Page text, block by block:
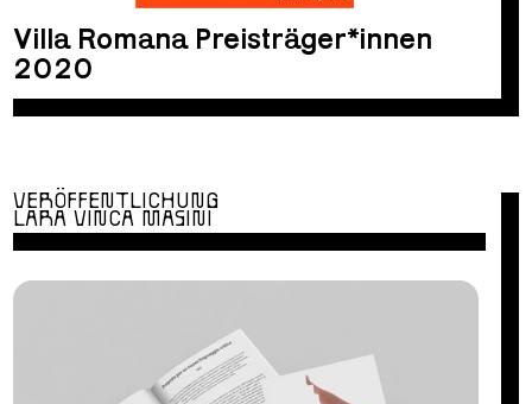
Villa Romana Preisträger*innen
2020
VERÖFFENTLICHUNG
LARA VINCA MASINI